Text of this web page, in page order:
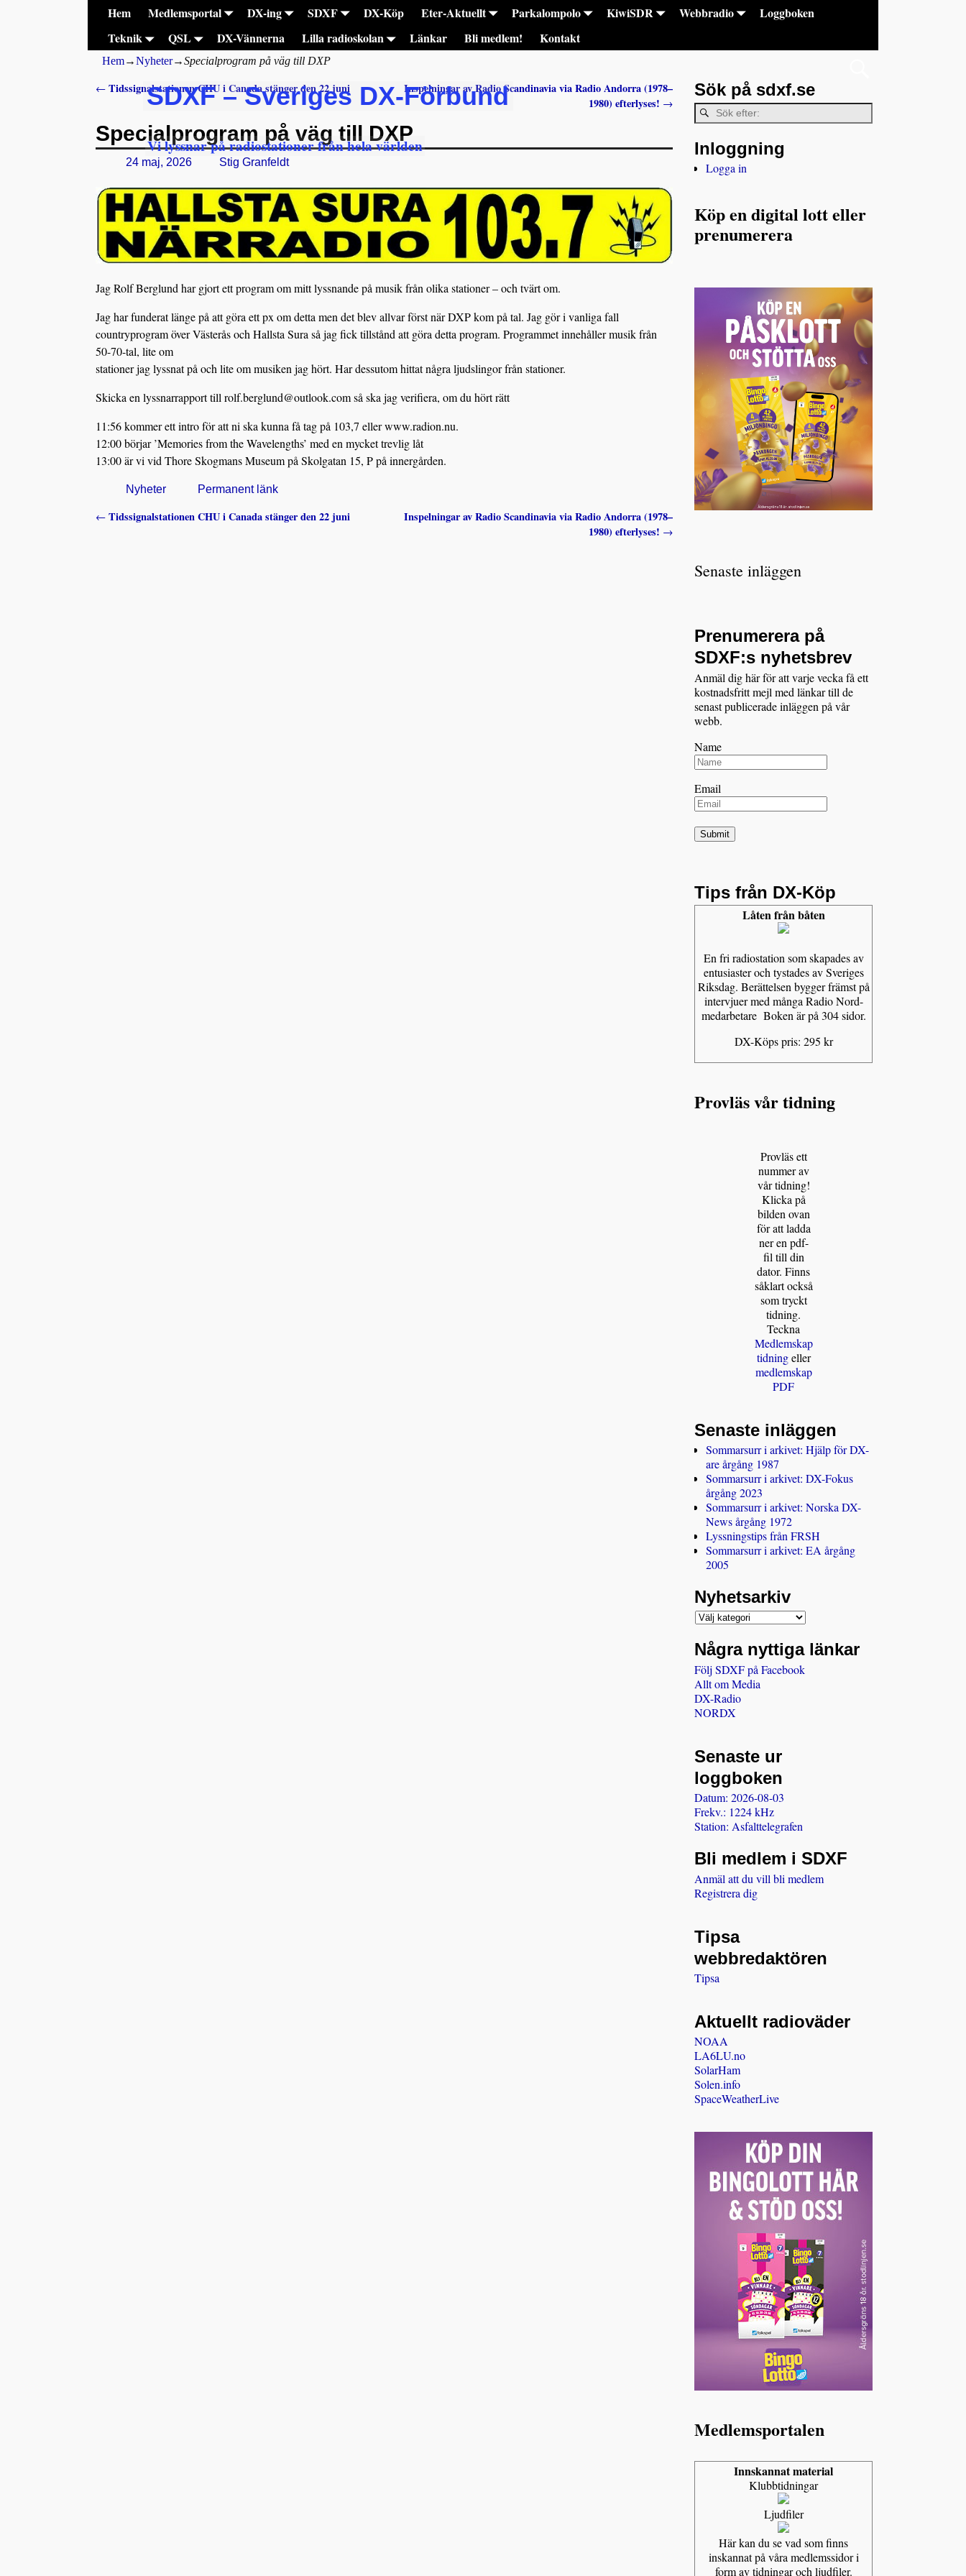
SDXF – Sveriges DX-Förbund
Vi lyssnar på radiostationer från hela världen
Hem Medlemsportal DX-ing SDXF DX-Köp Eter-Aktuellt Parkalompolo KiwiSDR Webbradio
Loggboken
Teknik
QSL DX-Vännerna Lilla radioskolan Länkar Bli medlem! Kontakt
Hem→Nyheter→Specialprogram på väg till DXP
Sök på sdxf.se
Inloggning
Logga in
Köp en digital lott eller
prenumerera
Senaste inläggen
Prenumerera på
SDXF:s nyhetsbrev
Anmäl dig här för att varje vecka få ett
kostnadsfritt mejl med länkar till de
senast publicerade inläggen på vår
webb.
Name
Email
Tips från DX-Köp
Låten från båten
En fri radiostation som skapades av
entusiaster och tystades av Sveriges
Riksdag. Berättelsen bygger främst på
intervjuer med många Radio Nord-
medarbetare Boken är på 304 sidor.
DX-Köps pris: 295 kr
Provläs vår tidning
Provläs ett
nummer av
vår tidning!
Klicka på
bilden ovan
för att ladda
ner en pdf-
fil till din
dator. Finns
såklart också
som tryckt
tidning.
Teckna
Medlemskap
tidningeller
medlemskap
PDF
Senaste inläggen
Sommarsurr i arkivet: Hjälp för DX-
are årgång 1987
Sommarsurr i arkivet: DX-Fokus
årgång 2023
Sommarsurr i arkivet: Norska DX-
News årgång 1972
Lyssningstips från FRSH
Sommarsurr i arkivet: EA årgång
2005
Nyhetsarkiv
Några nyttiga länkar
Följ SDXF på Facebook
Allt om Media
DX-Radio
NORDX
Senaste ur
loggboken
Datum: 2026-08-03
Frekv.: 1224 kHz
Station: Asfalttelegrafen
Bli medlem i SDXF
Anmäl att du vill bli medlem
Registrera dig
Tipsa
webbredaktören
Tipsa
Aktuellt radioväder
NOAA
LA6LU.no
SolarHam
Solen.info
SpaceWeatherLive
Medlemsportalen
Innskannat material
Klubbtidningar
Ljudfiler
Här kan du se vad som finns
inskannat på våra medlemssidor i
form av tidningar och ljudfiler.
Inläggsnavigering
← Tidssignalstationen CHU i Canada stänger den 22 juni
Inspelningar av Radio Scandinavia via Radio Andorra (1978–
1980) efterlyses! →
Specialprogram på väg till DXP
24 maj, 2026 Stig Granfeldt
Jag Rolf Berglund har gjort ett program om mitt lyssnande på musik från olika stationer – och tvärt om.
Jag har funderat länge på att göra ett px om detta men det blev allvar först när DXP kom på tal. Jag gör i vanliga fall
countryprogram över Västerås och Hallsta Sura så jag fick tillstånd att göra detta program. Programmet innehåller musik från
50-70-tal, lite om
stationer jag lyssnat på och lite om musiken jag hört. Har dessutom hittat några ljudslingor från stationer.
Skicka en lyssnarrapport till rolf.berglund@outlook.com så ska jag verifiera, om du hört rätt
11:56 kommer ett intro för att ni ska kunna få tag på 103,7 eller www.radion.nu.
12:00 börjar ’Memories from the Wavelengths’ med en mycket trevlig låt
13:00 är vi vid Thore Skogmans Museum på Skolgatan 15, P på innergården.
Nyheter Permanent länk
← Tidssignalstationen CHU i Canada stänger den 22 juni
Inspelningar av Radio Scandinavia via Radio Andorra (1978–
1980) efterlyses! →